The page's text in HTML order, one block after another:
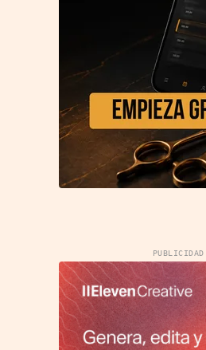
PUBLICIDAD